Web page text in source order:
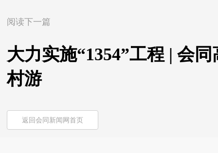
阅读下一篇
大力实施“1354”工程 | 会
村游
返回会同新闻网首页